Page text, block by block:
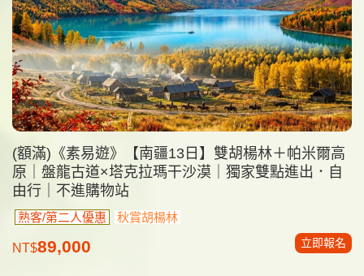
(額滿)《素易遊》【南疆13日】雙胡楊林＋帕米爾高
原｜盤龍古道×塔克拉瑪干沙漠｜獨家雙點進出．自
由行｜不進購物站
熟客/第二人優惠 秋賞胡楊林
NT$89,000 立即報名